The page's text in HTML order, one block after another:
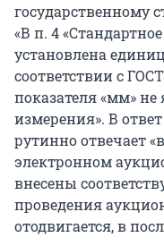
государственному
«В п. 4
установлена
соответствии с
показателя «мм»
измерения». В
рутинно отвечает
электронном
внесены
проведения
отодвигается, в